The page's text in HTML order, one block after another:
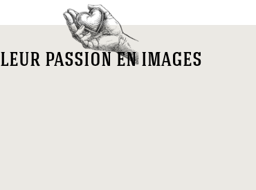
leur passion en images